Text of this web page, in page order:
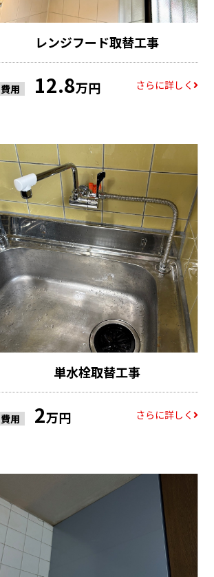
レンジフード取替工事
費用 12.8万円 さらに詳しく
単水栓取替工事
費用 2万円 さらに詳しく